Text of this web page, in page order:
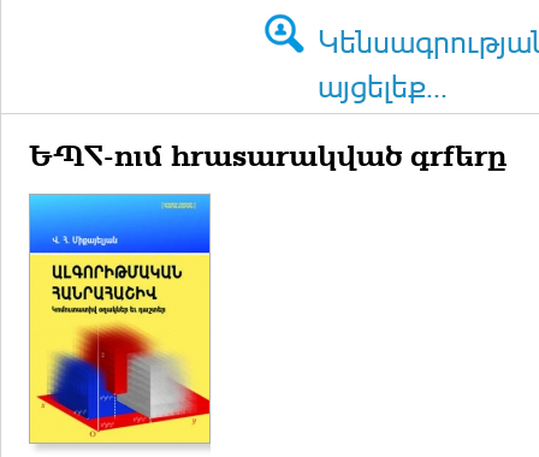
այցելեք...
ԵՊՀ-ում հրատարակված գրքերը